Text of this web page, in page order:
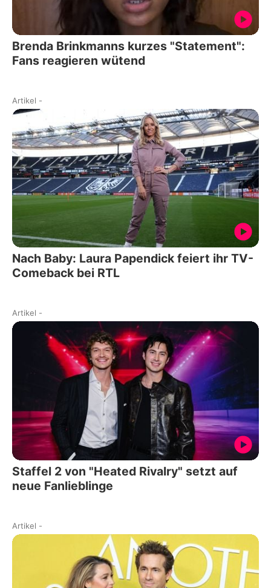
Brenda Brinkmanns kurzes "Statement":
Fans reagieren wütend
Artikel -
Nach Baby: Laura Papendick feiert ihr TV-
Comeback bei RTL
Artikel -
Staffel 2 von "Heated Rivalry" setzt auf
neue Fanlieblinge
Artikel -